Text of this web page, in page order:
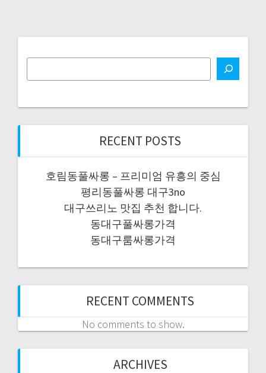
RECENT POSTS
호림동풀싸롱 – 프리미엄 유흥의 중심
평리동풀싸롱 대구3no
대구쓰리노 맛집 추천 합니다.
동대구풀싸롱가격
동대구룸싸롱가격
RECENT COMMENTS
No comments to show.
ARCHIVES